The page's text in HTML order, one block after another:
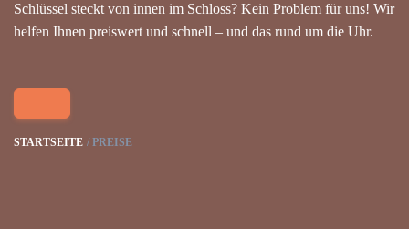
Schlüssel steckt von innen im Schloss? Kein Problem für uns! Wir
helfen Ihnen preiswert und schnell – und das rund um die Uhr.
STARTSEITE PREISE